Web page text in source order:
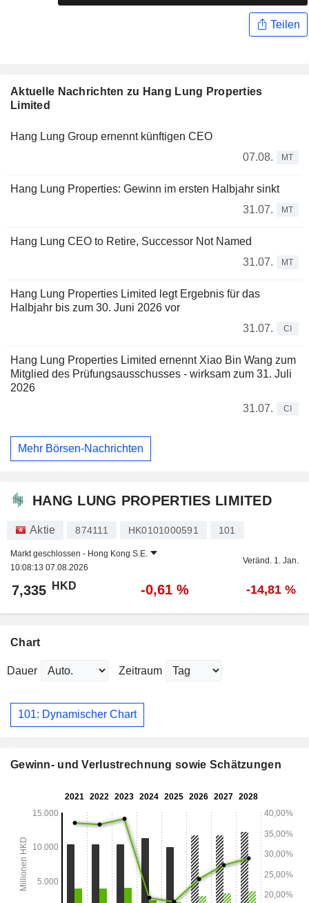
Teilen
Aktuelle Nachrichten zu Hang Lung Properties
Limited
Hang Lung Group ernennt künftigen CEO
07.08.
MT
Hang Lung Properties: Gewinn im ersten Halbjahr sinkt
31.07.
MT
Hang Lung CEO to Retire, Successor Not Named
31.07.
MT
Hang Lung Properties Limited legt Ergebnis für das
Halbjahr bis zum 30. Juni 2026 vor
31.07.
CI
Hang Lung Properties Limited ernennt Xiao Bin Wang zum
Mitglied des Prüfungsausschusses - wirksam zum 31. Juli
2026
31.07.
CI
Mehr Börsen-Nachrichten
HANG LUNG PROPERTIES LIMITED
Aktie 874111 HK0101000591 101
Markt geschlossen - Hong Kong S.E.
10:08:13 07.08.2026
Veränd. 1. Jan.
7,335 HKD -0,61 % -14,81 %
Chart
Dauer Zeitraum
101: Dynamischer Chart
Gewinn- und Verlustrechnung sowie Schätzungen